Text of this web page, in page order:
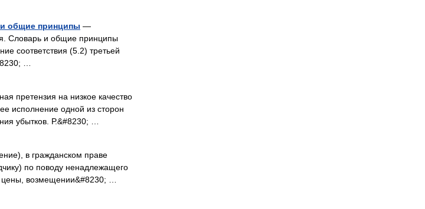
общие принципы —
Словарь и общие принципы
соответствия (5.2) третьей
…
претензия на низкое качество
исполнение одной из сторон
убытков. Р.&#8230; …
в гражданском праве
по поводу ненадлежащего
цены, возмещении&#8230; …